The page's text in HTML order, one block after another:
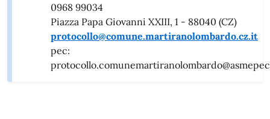
0968 99034
Piazza Papa Giovanni XXIII, 1 - 88040 (CZ)
protocollo@comune.martiranolombardo.cz.it
pec: